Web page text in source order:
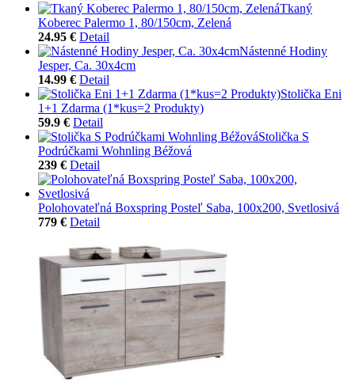
Tkaný
Koberec Palermo 1, 80/150cm, Zelená
24.95 € Detail
Nástenné Hodiny
Jesper, Ca. 30x4cm
14.99 € Detail
Stolička Eni
1+1 Zdarma (1*kus=2 Produkty)
59.9 € Detail
Stolička S
Podrúčkami Wohnling Béžová
239 € Detail
Polohovateľná Boxspring Posteľ Saba, 100x200, Svetlosivá
779 € Detail